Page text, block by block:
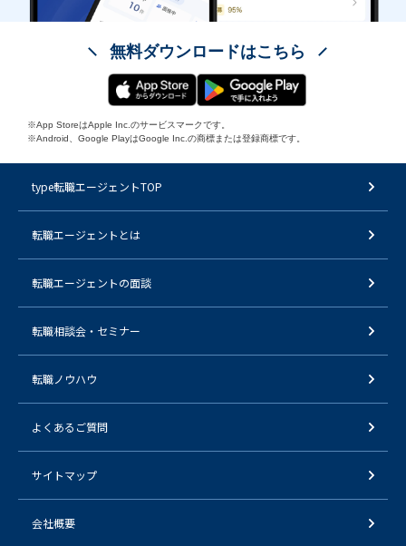
無料ダウンロードはこちら
※App StoreはApple Inc.のサービスマークです。
※Android、Google PlayはGoogle Inc.の商標または登録商標です。
type転職エージェントTOP
転職エージェントとは
転職エージェントの面談
転職相談会・セミナー
転職ノウハウ
よくあるご質問
サイトマップ
会社概要